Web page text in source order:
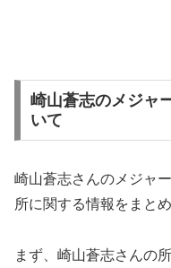
崎山蒼志のメジャ
いて
崎山蒼志さんのメジャ
所に関する情報をまとめ
まず、崎山蒼志さんの